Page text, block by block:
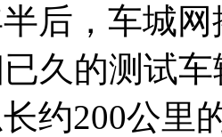
后，车城
久的测试
约200公里